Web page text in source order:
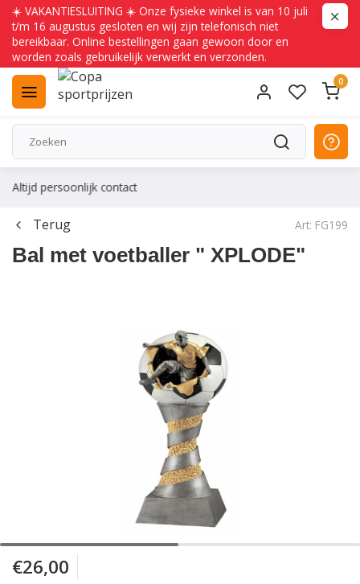
☀️ VAKANTIESLUITING ☀️ Onze fysieke winkel is van 10 juli
t/m 16 augustus gesloten en wij zijn telefonisch niet
bereikbaar. Online bestellingen gaan gewoon door en
worden zoals gebruikelijk verwerkt en verzonden.
0
Altijd persoonlijk contact
Terug Art: FG199
Bal met voetballer " XPLODE"
€26,00